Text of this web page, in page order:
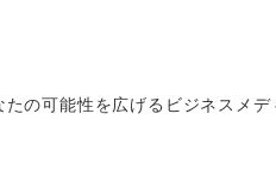
たの可能性を広げるビジネスメデ